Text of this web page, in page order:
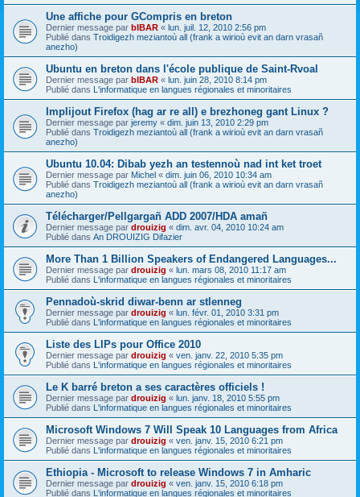
Une affiche pour GCompris en breton
Dernier message par bIBAR « lun. juil. 12, 2010 2:56 pm
Publié dans Troidigezh meziantoù all (frank a wirioù evit an darn vrasañ
anezho)
Ubuntu en breton dans l'école publique de Saint-Rvoal
Dernier message par bIBAR « lun. juin 28, 2010 8:14 pm
Publié dans L'informatique en langues régionales et minoritaires
Implijout Firefox (hag ar re all) e brezhoneg gant Linux ?
Dernier message par jeremy « dim. juin 13, 2010 2:29 pm
Publié dans Troidigezh meziantoù all (frank a wirioù evit an darn vrasañ
anezho)
Ubuntu 10.04: Dibab yezh an testennoù nad int ket troet
Dernier message par Michel « dim. juin 06, 2010 10:34 am
Publié dans Troidigezh meziantoù all (frank a wirioù evit an darn vrasañ
anezho)
Télécharger/Pellgargañ ADD 2007/HDA amañ
Dernier message par drouizig « dim. avr. 04, 2010 10:24 am
Publié dans An DROUIZIG Difazier
More Than 1 Billion Speakers of Endangered Languages...
Dernier message par drouizig « lun. mars 08, 2010 11:17 am
Publié dans L'informatique en langues régionales et minoritaires
Pennadoù-skrid diwar-benn ar stlenneg
Dernier message par drouizig « lun. févr. 01, 2010 3:31 pm
Publié dans L'informatique en langues régionales et minoritaires
Liste des LIPs pour Office 2010
Dernier message par drouizig « ven. janv. 22, 2010 5:35 pm
Publié dans L'informatique en langues régionales et minoritaires
Le K barré breton a ses caractères officiels !
Dernier message par drouizig « lun. janv. 18, 2010 5:55 pm
Publié dans L'informatique en langues régionales et minoritaires
Microsoft Windows 7 Will Speak 10 Languages from Africa
Dernier message par drouizig « ven. janv. 15, 2010 6:21 pm
Publié dans L'informatique en langues régionales et minoritaires
Ethiopia - Microsoft to release Windows 7 in Amharic
Dernier message par drouizig « ven. janv. 15, 2010 6:18 pm
Publié dans L'informatique en langues régionales et minoritaires